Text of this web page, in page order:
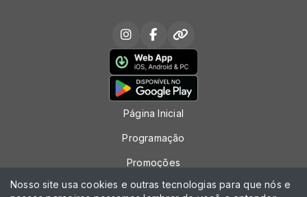
Página Inicial
Programação
Promoções
Locutores
Nosso site usa cookies e outras tecnologias para que nós e